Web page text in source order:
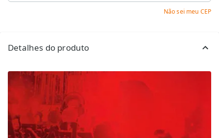
Não sei meu CEP
Detalhes do produto